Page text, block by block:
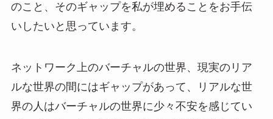
のこと、そのギャップを私が埋めることをお手伝
いしたいと思っています。
ネットワーク上のバーチャルの世界、現実のリア
ルな世界の間にはギャップがあって、リアルな世
界の人はバーチャルの世界に少々不安を感じてい